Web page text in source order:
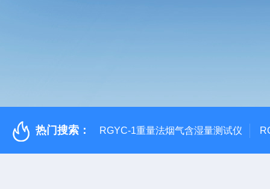
热门搜索： RGYC-1重量法烟气含湿量测试仪